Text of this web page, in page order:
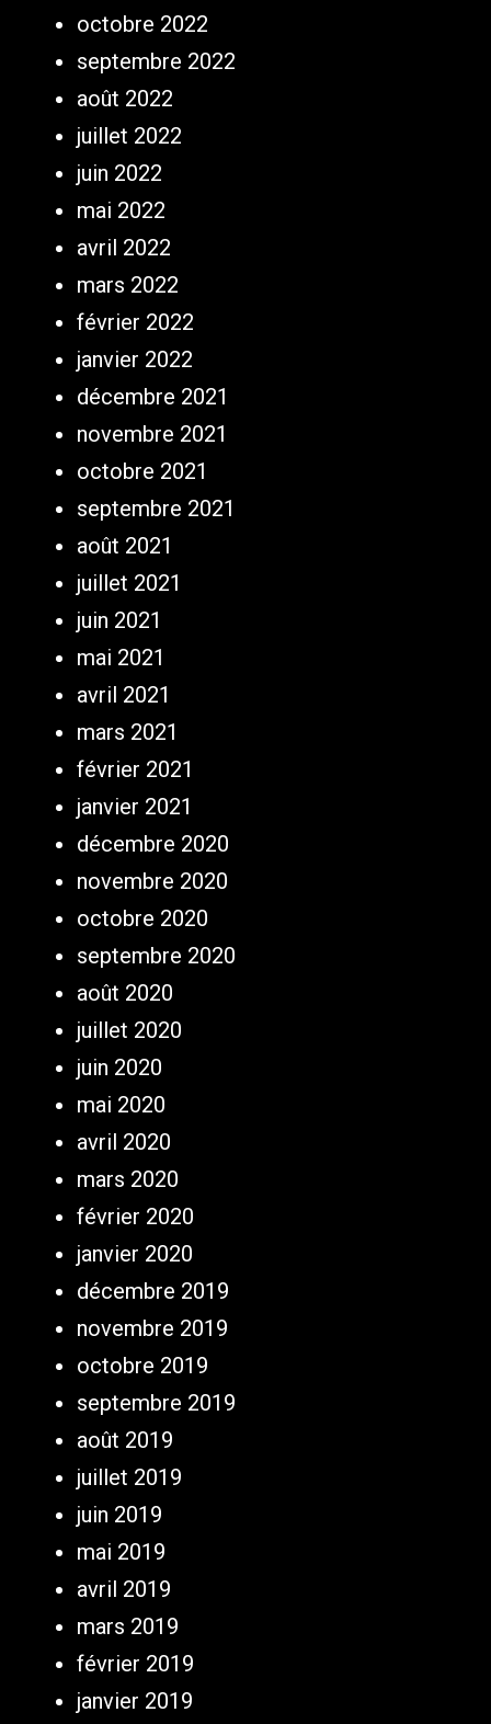
octobre 2022
septembre 2022
août 2022
juillet 2022
juin 2022
mai 2022
avril 2022
mars 2022
février 2022
janvier 2022
décembre 2021
novembre 2021
octobre 2021
septembre 2021
août 2021
juillet 2021
juin 2021
mai 2021
avril 2021
mars 2021
février 2021
janvier 2021
décembre 2020
novembre 2020
octobre 2020
septembre 2020
août 2020
juillet 2020
juin 2020
mai 2020
avril 2020
mars 2020
février 2020
janvier 2020
décembre 2019
novembre 2019
octobre 2019
septembre 2019
août 2019
juillet 2019
juin 2019
mai 2019
avril 2019
mars 2019
février 2019
janvier 2019